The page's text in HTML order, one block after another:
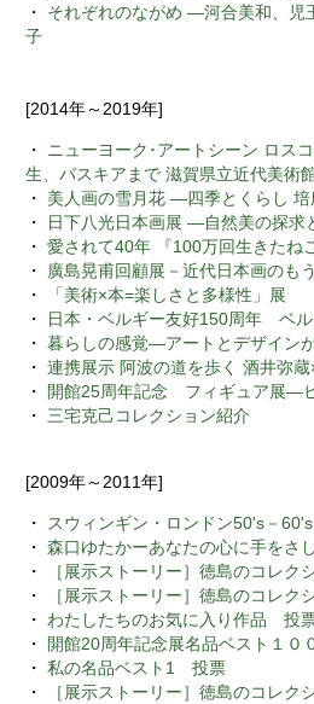
・ それぞれのながめ ―河合美和、児
子
[2014年～2019年]
・ ニューヨーク･アートシーン ロス
生、バスキアまで 滋賀県立近代美術
・ 美人画の雪月花 ―四季とくらし 培
・
日下八光日本画展 ―自然美の探求
・愛されて40年 『100万回生きたね
・
廣島晃甫回顧展－近代日本画のも
・
「美術×本=楽しさと多様性」展
・
日本・ベルギー友好150周年 ベ
・暮らしの感覚―アートとデザイン
・連携展示 阿波の道を歩く 酒井弥
・
開館25周年記念 フィギュア展―
・ 三宅克己コレクション紹介
[2009年～2011年]
・
スウィンギン・ロンドン50's－60's
・森口ゆたかーあなたの心に手をさ
・
［展示ストーリー］徳島のコレク
・
［展示ストーリー］徳島のコレク
・ わたしたちのお気に入り作品 投
・
開館20周年記念展名品ベスト１０
・私の名品ベスト1 投票
・
［展示ストーリー］徳島のコレク